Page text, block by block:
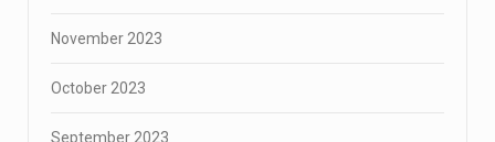
November 2023
October 2023
September 2023